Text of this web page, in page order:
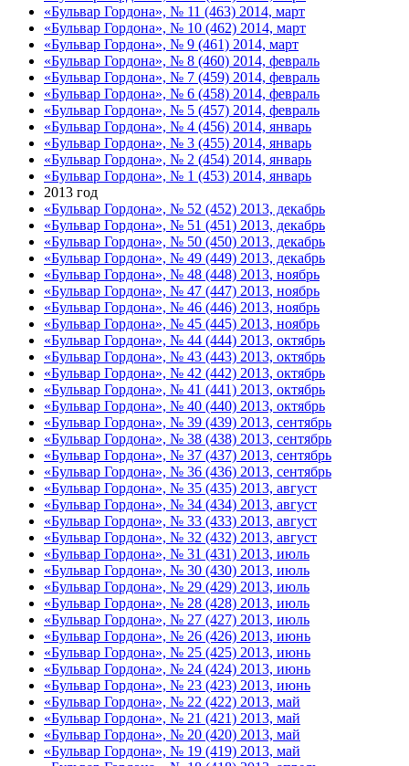
«Бульвар Гордона», № 11 (463) 2014, март
«Бульвар Гордона», № 10 (462) 2014, март
«Бульвар Гордона», № 9 (461) 2014, март
«Бульвар Гордона», № 8 (460) 2014, февраль
«Бульвар Гордона», № 7 (459) 2014, февраль
«Бульвар Гордона», № 6 (458) 2014, февраль
«Бульвар Гордона», № 5 (457) 2014, февраль
«Бульвар Гордона», № 4 (456) 2014, январь
«Бульвар Гордона», № 3 (455) 2014, январь
«Бульвар Гордона», № 2 (454) 2014, январь
«Бульвар Гордона», № 1 (453) 2014, январь
2013 год
«Бульвар Гордона», № 52 (452) 2013, декабрь
«Бульвар Гордона», № 51 (451) 2013, декабрь
«Бульвар Гордона», № 50 (450) 2013, декабрь
«Бульвар Гордона», № 49 (449) 2013, декабрь
«Бульвар Гордона», № 48 (448) 2013, ноябрь
«Бульвар Гордона», № 47 (447) 2013, ноябрь
«Бульвар Гордона», № 46 (446) 2013, ноябрь
«Бульвар Гордона», № 45 (445) 2013, ноябрь
«Бульвар Гордона», № 44 (444) 2013, октябрь
«Бульвар Гордона», № 43 (443) 2013, октябрь
«Бульвар Гордона», № 42 (442) 2013, октябрь
«Бульвар Гордона», № 41 (441) 2013, октябрь
«Бульвар Гордона», № 40 (440) 2013, октябрь
«Бульвар Гордона», № 39 (439) 2013, сентябрь
«Бульвар Гордона», № 38 (438) 2013, сентябрь
«Бульвар Гордона», № 37 (437) 2013, сентябрь
«Бульвар Гордона», № 36 (436) 2013, сентябрь
«Бульвар Гордона», № 35 (435) 2013, август
«Бульвар Гордона», № 34 (434) 2013, август
«Бульвар Гордона», № 33 (433) 2013, август
«Бульвар Гордона», № 32 (432) 2013, август
«Бульвар Гордона», № 31 (431) 2013, июль
«Бульвар Гордона», № 30 (430) 2013, июль
«Бульвар Гордона», № 29 (429) 2013, июль
«Бульвар Гордона», № 28 (428) 2013, июль
«Бульвар Гордона», № 27 (427) 2013, июль
«Бульвар Гордона», № 26 (426) 2013, июнь
«Бульвар Гордона», № 25 (425) 2013, июнь
«Бульвар Гордона», № 24 (424) 2013, июнь
«Бульвар Гордона», № 23 (423) 2013, июнь
«Бульвар Гордона», № 22 (422) 2013, май
«Бульвар Гордона», № 21 (421) 2013, май
«Бульвар Гордона», № 20 (420) 2013, май
«Бульвар Гордона», № 19 (419) 2013, май